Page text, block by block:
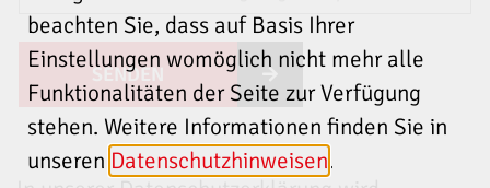
beachten Sie, dass auf Basis Ihrer
Einstellungen womöglich nicht mehr alle
Funktionalitäten der Seite zur Verfügung
stehen. Weitere Informationen finden Sie in
unseren Datenschutzhinweisen.